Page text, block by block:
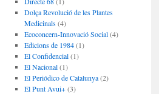
Dolça Revolució de les Plantes
Medicinals(4)
Ecoconcern-Innovació Social(4)
Edicions de 1984(1)
El Confidencial(1)
El Nacional(1)
El Periódico de Catalunya(2)
El Punt Avui+(3)